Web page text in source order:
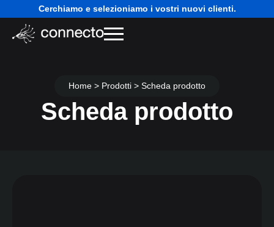
Cerchiamo e selezioniamo i vostri nuovi clienti.
Home > Prodotti > Scheda prodotto
Scheda prodotto